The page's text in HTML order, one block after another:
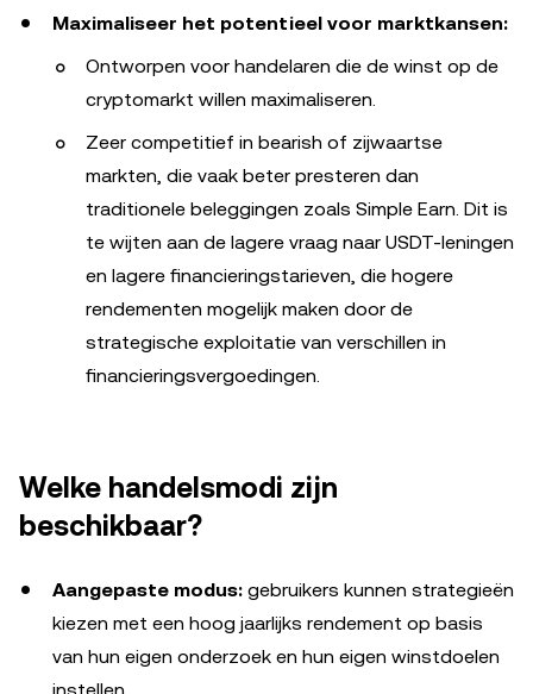
Maximaliseer het potentieel voor marktkansen:
Ontworpen voor handelaren die de winst op de
cryptomarkt willen maximaliseren.
Zeer competitief in bearish of zijwaartse
markten, die vaak beter presteren dan
traditionele beleggingen zoals Simple Earn. Dit is
te wijten aan de lagere vraag naar USDT-leningen
en lagere financieringstarieven, die hogere
rendementen mogelijk maken door de
strategische exploitatie van verschillen in
financieringsvergoedingen.
Welke handelsmodi zijn
beschikbaar?
Aangepaste modus: gebruikers kunnen strategieën
kiezen met een hoog jaarlijks rendement op basis
van hun eigen onderzoek en hun eigen winstdoelen